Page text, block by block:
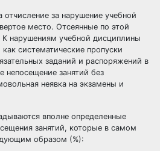
отчисление за нарушение учебной
место. Отсеянные по этой
К нарушениям учебной дисциплины
систематические пропуски
заданий и распоряжений в
непосещение занятий без
неявка на экзамены и
вполне определенные
занятий, которые в самом
образом (%):